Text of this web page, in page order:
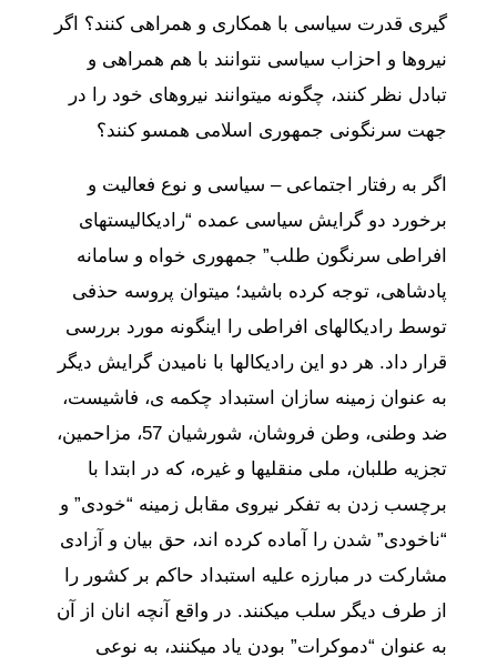
گیری قدرت سیاسی با همکاری و همراهی کنند؟ اگر
نیروها و احزاب سیاسی نتوانند با هم همراهی و
تبادل نظر کنند، چگونه میتوانند نیروهای خود را در
جهت سرنگونی جمهوری اسلامی همسو کنند؟
اگر به رفتار اجتماعی – سیاسی و نوع فعالیت و
برخورد دو گرایش سیاسی عمده “رادیکالیستهای
افراطی سرنگون طلب” جمهوری خواه و سامانه
پادشاهی، توجه کرده باشید؛ میتوان پروسه حذفی
توسط رادیکالهای افراطی را اینگونه مورد بررسی
قرار داد. هر دو این رادیکالها با نامیدن گرایش دیگر
به عنوان زمینه سازان استبداد چکمه ی، فاشیست،
ضد وطنی، وطن فروشان، شورشیان 57، مزاحمین،
تجزیه طلبان، ملی منقلیها و غیره، که در ابتدا با
برچسب زدن به تفکر نیروی مقابل زمینه “خودی” و
“ناخودی” شدن را آماده کرده اند، حق بیان و آزادی
مشارکت در مبارزه علیه استبداد حاکم بر کشور را
از طرف دیگر سلب میکنند. در واقع آنچه انان از آن
به عنوان “دموکرات” بودن یاد میکنند، به نوعی